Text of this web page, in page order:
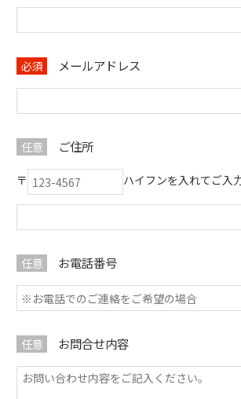
必須 メールアドレス
任意 ご住所
〒 ハイフンを入れてご入
任意 お電話番号
任意 お問合せ内容